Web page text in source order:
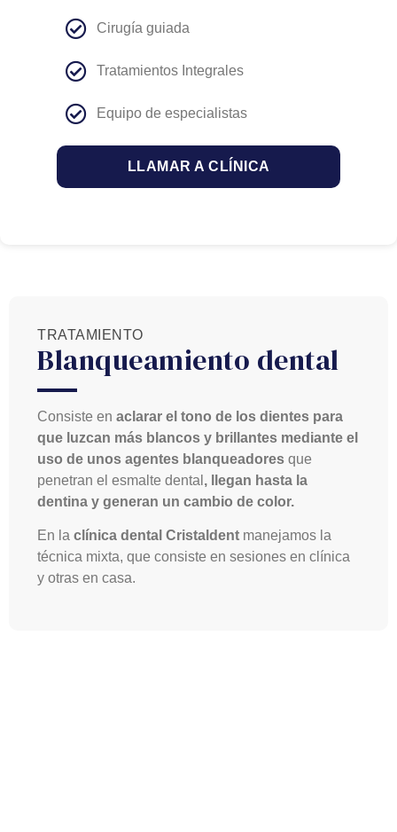
Cirugía guiada
Tratamientos Integrales
Equipo de especialistas
LLAMAR A CLÍNICA
TRATAMIENTO
Blanqueamiento dental
Consiste en aclarar el tono de los dientes para
que luzcan más blancos y brillantes mediante el
uso de unos agentes blanqueadores que
penetran el esmalte dental , llegan hasta la
dentina y generan un cambio de color.
En la clínica dental Cristaldent manejamos la
técnica mixta, que consiste en sesiones en clínica
y otras en casa.